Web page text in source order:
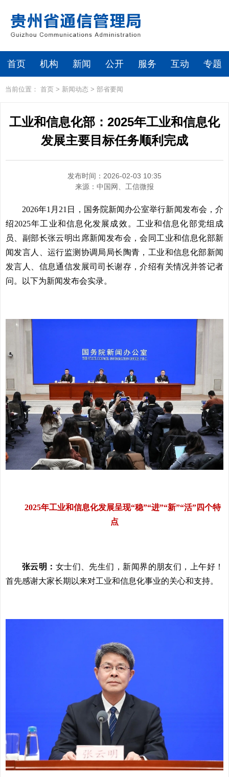
首页 机构 新闻 公开 服务 互动 专题
当前位置： 首页 > 新闻动态 > 部省要闻
工业和信息化部：2025年工业和信息化
发展主要目标任务顺利完成
发布时间：2026-02-03 10:35
来源： 中国网、工信微报
2026年1月21日，国务院新闻办公室举行新闻发布会，介
绍2025年工业和信息化发展成效。工业和信息化部党组成
员、副部长张云明出席新闻发布会，会同工业和信息化部新
闻发言人、运行监测协调局局长陶青，工业和信息化部新闻
发言人、信息通信发展司司长谢存，介绍有关情况并答记者
问。以下为新闻发布会实录。
2025年工业和信息化发展呈现“稳”“进”“新”“活”四个特
点
张云明： 女士们、先生们，新闻界的朋友们，上午好！
首先感谢大家长期以来对工业和信息化事业的关心和支持。